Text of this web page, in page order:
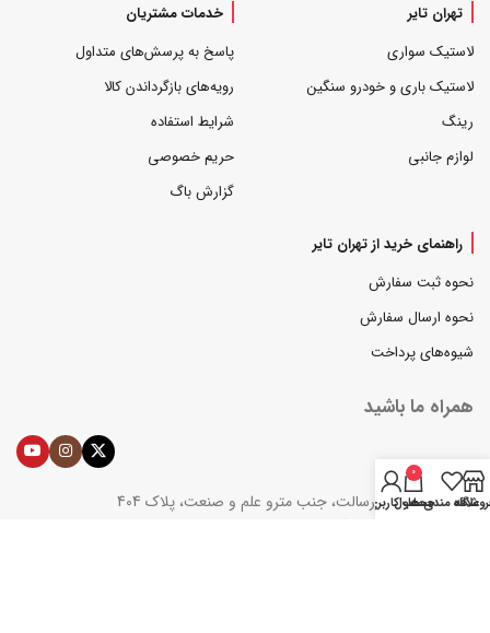
تهران تایر
لاستیک سواری
لاستیک باری و خودرو سنگین
رینگ
لوازم جانبی
خدمات مشتریان
پاسخ به پرسش‌های متداول
رویه‌های بازگرداندن کالا
شرایط استفاده
حریم خصوصی
گزارش باگ
راهنمای خرید از تهران تایر
نحوه ثبت سفارش
نحوه ارسال سفارش
شیوه‌های پرداخت
همراه ما باشید
تهران، بزرگراه رسالت، جنب مترو علم و صنعت، پلاک 404
علاقه مندی ها
0
محصول
حساب کاربری من